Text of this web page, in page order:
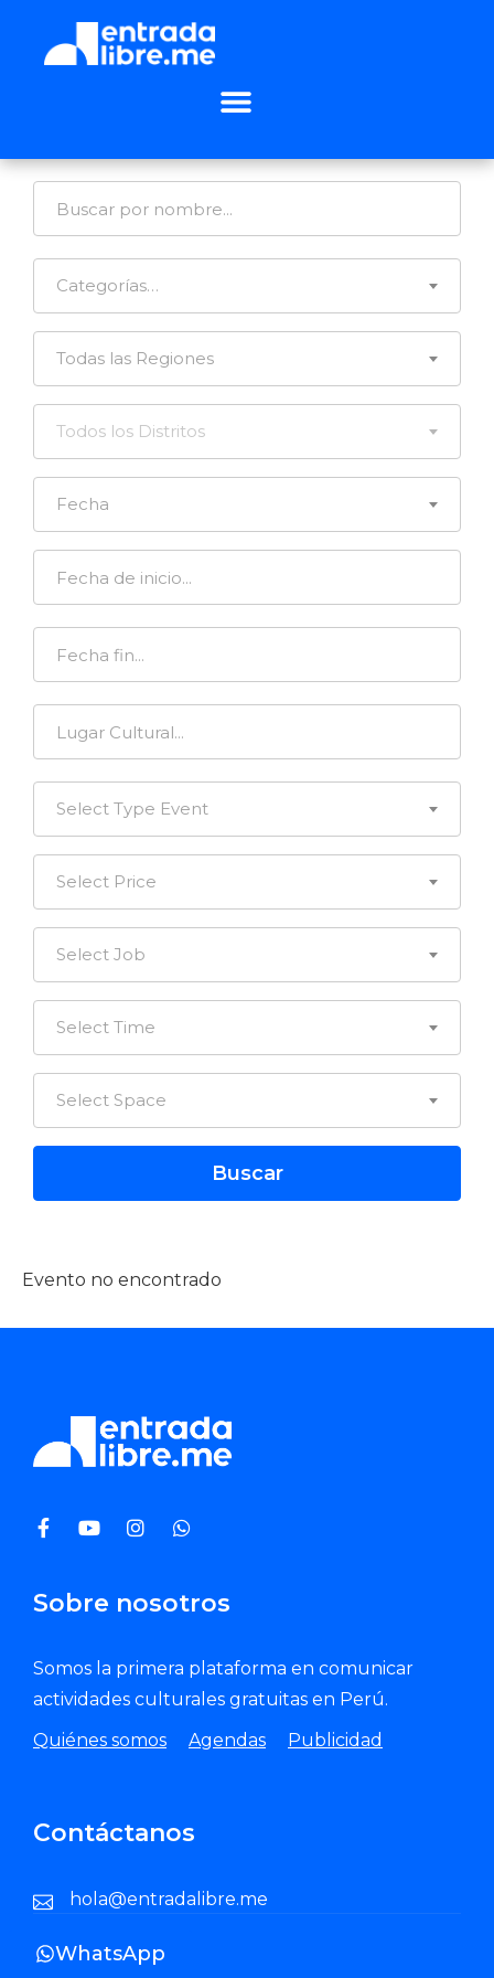
Categorías…
Todas las Regiones
Todos los Distritos
Fecha
Select Type Event
Select Price
Select Job
Select Time
Select Space
Evento no encontrado
Sobre nosotros
Somos la primera plataforma en comunicar
actividades culturales gratuitas en Perú.
Quiénes somos
Agendas Publicidad
Contáctanos
hola@entradalibre.me
WhatsApp